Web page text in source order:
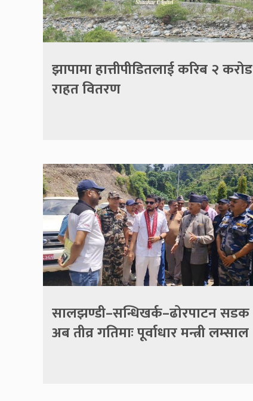
झापामा हात्तीपीडितलाई करिब २ करोड
राहत वितरण
सालझण्डी–सन्धिखर्क–ढोरपाटन सडक
अब तीव्र गतिमाः पूर्वाधार मन्त्री लम्साल